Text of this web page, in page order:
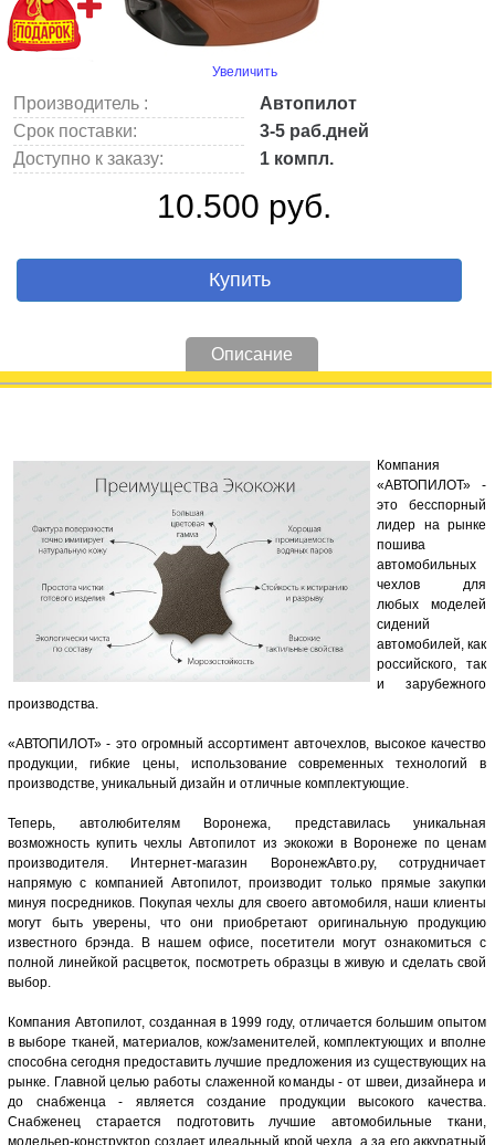
Увеличить
Производитель :
Автопилот
Срок поставки:
3-5 раб.дней
Доступно к заказу:
1 компл.
10.500 руб.
Купить
Описание
Компания
«АВТОПИЛОТ» -
это бесспорный
лидер на рынке
пошива
автомобильных
чехлов для
любых моделей
сидений
автомобилей, как
российского, так
и зарубежного
производства.
«АВТОПИЛОТ» - это огромный ассортимент авточехлов, высокое качество
продукции, гибкие цены, использование современных технологий в
производстве, уникальный дизайн и отличные комплектующие.
Теперь, автолюбителям Воронежа, представилась уникальная
возможность купить чехлы Автопилот из экокожи в Воронеже по ценам
производителя. Интернет-магазин ВоронежАвто.ру, сотрудничает
напрямую с компанией Автопилот, производит только прямые закупки
минуя посредников. Покупая чехлы для своего автомобиля, наши клиенты
могут быть уверены, что они приобретают оригинальную продукцию
известного брэнда. В нашем офисе, посетители могут ознакомиться с
полной линейкой расцветок, посмотреть образцы в живую и сделать свой
выбор.
Компания Автопилот, созданная в 1999 году, отличается большим опытом
в выборе тканей, материалов, кож/заменителей, комплектующих и вполне
способна сегодня предоставить лучшие предложения из существующих на
рынке. Главной целью работы слаженной команды - от швеи, дизайнера и
до снабженца - является создание продукции высокого качества.
Снабженец старается подготовить лучшие автомобильные ткани,
модельер-конструктор создает идеальный крой чехла, а за его аккуратный